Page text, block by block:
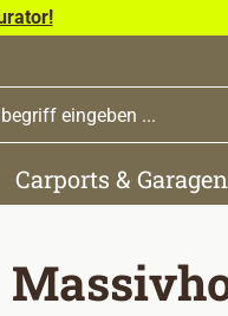
Carports & Garagen